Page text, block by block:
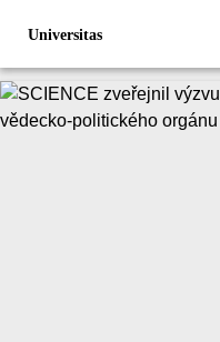
Universitas